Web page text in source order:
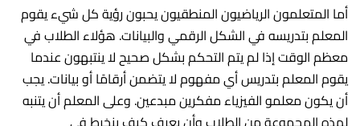
أما المتعلمون الرياضيون المنطقيون يحبون رؤية كل شيء يقوم
المعلم بتدريسه في الشكل الرقمي والبيانات. هؤلاء الطلاب في
معظم الوقت إذا لم يتم التحكم بشكل صحيح لا ينتبهون عندما
يقوم المعلم بتدريس أي مفهوم لا يتضمن أرقامًا أو بيانات. يجب
أن يكون معلمو الفيزياء مفكرين مبدعين. وعلى المعلم أن يتنبه